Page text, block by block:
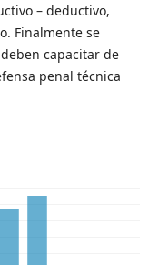
– deductivo,
Finalmente se
capacitar de
penal técnica